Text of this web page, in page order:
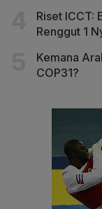
Riset ICCT:
Renggut 1
Kemana
COP31?